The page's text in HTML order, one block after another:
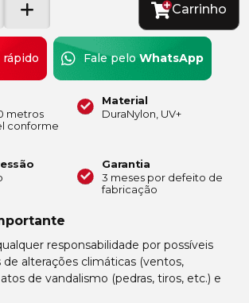
Carrinho
Fale peloWhatsApp
metros
conforme
Material
DuraNylon, UV+
Garantia
3 meses por defeito de
fabricação
responsabilidade por possíveis
alterações climáticas (ventos,
de vandalismo (pedras, tiros, etc.) e